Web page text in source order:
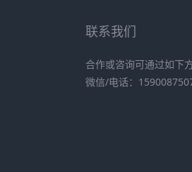
联系我们
合作或咨询可通过如下
微信/电话：